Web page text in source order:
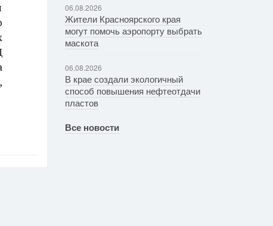
06.08.2026
Жители Красноярского края
могут помочь аэропорту выбрать
маскота
06.08.2026
В крае создали экологичный
способ повышения нефтеотдачи
пластов
Все новости